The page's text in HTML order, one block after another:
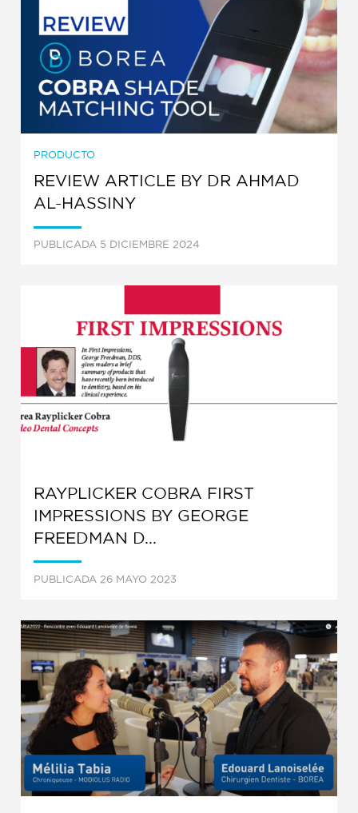
PRODUCTO
REVIEW ARTICLE BY DR AHMAD
AL-HASSINY
PUBLICADA 5 DICIEMBRE 2024
RAYPLICKER COBRA FIRST
IMPRESSIONS BY GEORGE
FREEDMAN D...
PUBLICADA 26 MAYO 2023